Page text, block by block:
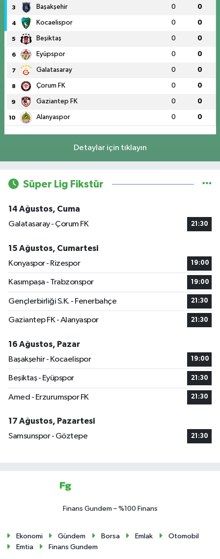
3 Başakşehir 0 0
4 Kocaelispor 0 0
5 Beşiktaş 0 0
6 Eyüpspor 0 0
7 Galatasaray 0 0
8 Çorum FK 0 0
9 Gaziantep FK 0 0
10 Alanyaspor 0 0
Detaylar için tıklayın
Süper Lig Fikstür
14 Ağustos, Cuma
Galatasaray - Çorum FK
21:30
15 Ağustos, Cumartesi
Konyaspor - Rizespor
19:00
Kasımpaşa - Trabzonspor 19:00
Gençlerbirliği S.K. - Fenerbahçe 21:30
Gaziantep FK - Alanyaspor 21:30
16 Ağustos, Pazar
Başakşehir - Kocaelispor
19:00
Beşiktaş - Eyüpspor 21:30
Amed - Erzurumspor FK 21:30
17 Ağustos, Pazartesi
Samsunspor - Göztepe
21:30
Finans Gundem – %100 Finans
Ekonomi Gündem Borsa Emlak
Otomobil
Emtia
Finans Gundem